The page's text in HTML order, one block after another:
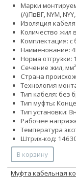
Марки
(А)ПвВГ, NYM,
Изоляция
Количество жил
Комплектация:
Наименование:
Норма отгрузки: 1
Сечение жил,
Страна
Технология
Тип кабеля: без
Тип муфты:
Тип установки:
Рабочее
Температура
Штрих-код:
В корзину
Муфта кабельная